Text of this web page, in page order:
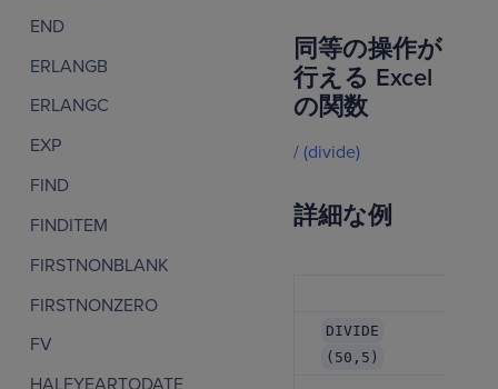
END
ERLANGB
ERLANGC
EXP
FIND
FINDITEM
FIRSTNONBLANK
FIRSTNONZERO
FV
同等の操作が
行える Excel
の関数
/ (divide)
詳細な例
DIVIDE
(50,5)